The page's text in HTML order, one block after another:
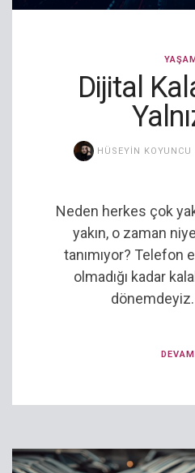
Dijital
HÜSEYIN KOYUNCU
Neden herkes çok
yakın, o zaman
tanımıyor? Telefon
olmadığı kadar
dönemdeyiz.
DEVAMI